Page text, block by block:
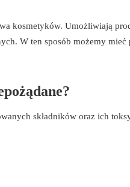
kosmetyków. Umożliwiają
W ten sposób możemy mieć
składników oraz ich